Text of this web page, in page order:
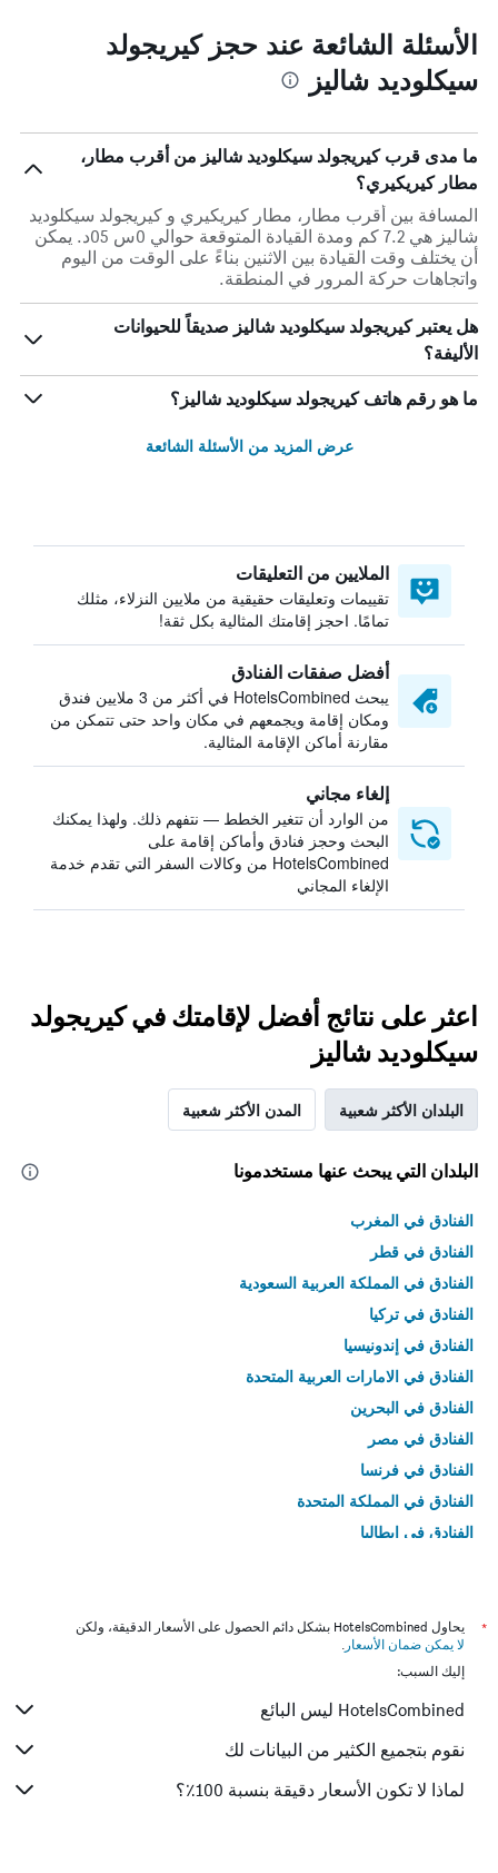
الأسئلة الشائعة عند حجز كيريجولد
سيكلوديد شاليز
ما مدى قرب كيريجولد سيكلوديد شاليز من أقرب مطار،
مطار كيريكيري؟
المسافة بين أقرب مطار، مطار كيريكيري و كيريجولد سيكلوديد
شاليز هي 7.2 كم ومدة القيادة المتوقعة حوالي 0س 05د. يمكن
أن يختلف وقت القيادة بين الاثنين بناءً على الوقت من اليوم
واتجاهات حركة المرور في المنطقة.
هل يعتبر كيريجولد سيكلوديد شاليز صديقاً للحيوانات
الأليفة؟
ما هو رقم هاتف كيريجولد سيكلوديد شاليز؟
عرض المزيد من الأسئلة الشائعة
الملايين من التعليقات
تقييمات وتعليقات حقيقية من ملايين النزلاء، مثلك
تمامًا. احجز إقامتك المثالية بكل ثقة!
أفضل صفقات الفنادق
يبحث HotelsCombined في أكثر من 3 ملايين فندق
ومكان إقامة ويجمعهم في مكان واحد حتى تتمكن من
مقارنة أماكن الإقامة المثالية.
إلغاء مجاني
من الوارد أن تتغير الخطط — نتفهم ذلك. ولهذا يمكنك
البحث وحجز فنادق وأماكن إقامة على
HotelsCombined من وكالات السفر التي تقدم خدمة
الإلغاء المجاني
اعثر على نتائج أفضل لإقامتك في كيريجولد
سيكلوديد شاليز
البلدان الأكثر شعبية المدن الأكثر شعبية
البلدان التي يبحث عنها مستخدمونا
الفنادق في المغرب
الفنادق في قطر
الفنادق في المملكة العربية السعودية
الفنادق في تركيا
الفنادق في إندونيسيا
الفنادق في الامارات العربية المتحدة
الفنادق في البحرين
الفنادق في مصر
الفنادق في فرنسا
الفنادق في المملكة المتحدة
الفنادق في إيطاليا
*
يحاول HotelsCombined بشكل دائم الحصول على الأسعار الدقيقة، ولكن
لا يمكن ضمان الأسعار .
إليك السبب:
HotelsCombined ليس البائع
نقوم بتجميع الكثير من البيانات لك
لماذا لا تكون الأسعار دقيقة بنسبة 100٪؟